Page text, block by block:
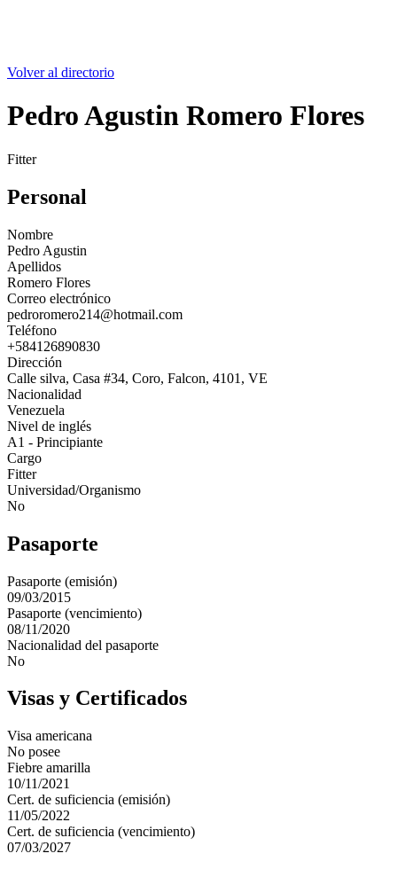
Volver al directorio
Pedro Agustin Romero Flores
Fitter
Personal
Nombre
Pedro Agustin
Apellidos
Romero Flores
Correo electrónico
pedroromero214@hotmail.com
Teléfono
+584126890830
Dirección
Calle silva, Casa #34, Coro, Falcon, 4101, VE
Nacionalidad
Venezuela
Nivel de inglés
A1 - Principiante
Cargo
Fitter
Universidad/Organismo
No
Pasaporte
Pasaporte (emisión)
09/03/2015
Pasaporte (vencimiento)
08/11/2020
Nacionalidad del pasaporte
No
Visas y Certificados
Visa americana
No posee
Fiebre amarilla
10/11/2021
Cert. de suficiencia (emisión)
11/05/2022
Cert. de suficiencia (vencimiento)
07/03/2027